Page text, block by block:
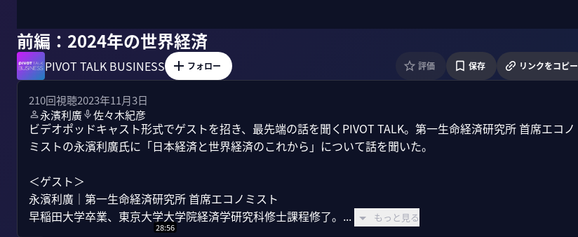
前編：2024年の世界経済
PIVOT TALK BUSINESS フォロー 評価 保存 リンクをコピー
210回視聴2023年11月3日
永濱利廣
佐々木紀彦
ビデオポッドキャスト形式でゲストを招き、最先端の話を聞くPIVOT TALK。第一生命経済研究所 首席エコノ
ミストの永濱利廣氏に「日本経済と世界経済のこれから」について話を聞いた。
＜ゲスト＞
永濱利廣｜第一生命経済研究所 首席エコノミスト
早稲田大学卒業、東京大学大学院経済学研究科修士課程修了。...
もっと見る
28:56